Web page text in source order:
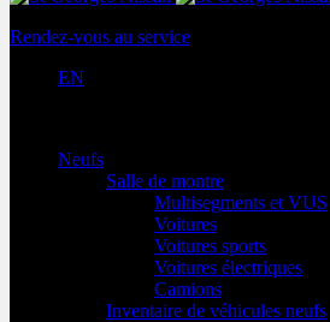
Rendez-vous au service
EN
Neufs
Salle de montre
Multisegments et VUS
Voitures
Voitures sports
Voitures électriques
Camions
Inventaire de véhicules neufs